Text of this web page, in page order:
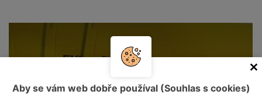
Aby se vám web dobře používal (Souhlas s cookies)